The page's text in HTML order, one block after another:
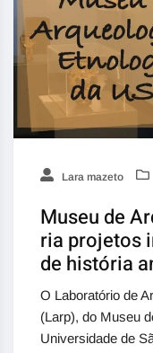
Lara mazeto
Museu de
ria projetos
de história
O Laboratório de
(Larp), do Museu
Universidade de